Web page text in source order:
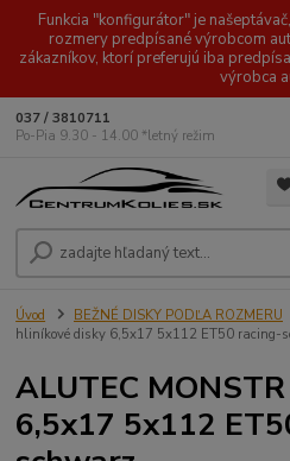
Funkcia "konfigurátor" je
rozmery predpísané výrobcom
zákazníkov, ktorí preferujú iba
výrobca
037 / 3810711
Po-Pia 9.30 - 14.00 *letný režim
Úvod BEŽNÉ DISKY PODĽA ROZMERU
hliníkové disky 6,5x17 5x112 ET50 racing-
ALUTEC
6,5x17 5x112